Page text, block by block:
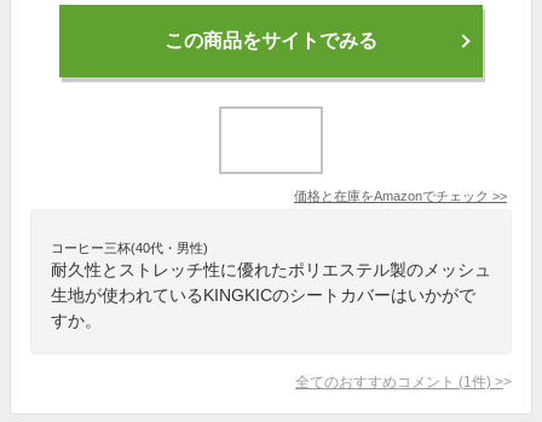
この商品をサイトでみる
価格と在庫をAmazonでチェック >>
コーヒー三杯(40代・男性)
耐久性とストレッチ性に優れたポリエステル製のメッシュ
生地が使われているKINGKICのシートカバーはいかがで
すか。
全てのおすすめコメント (1 件) >